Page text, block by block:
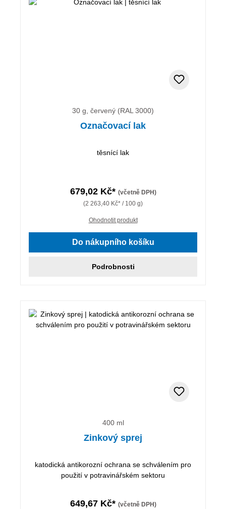
30 g, červený (RAL 3000)
Označovací lak
těsnící lak
679,02 Kč* (včetně DPH)
(2 263,40 Kč* / 100 g)
Ohodnotit produkt
Do nákupního košíku
Podrobnosti
400 ml
Zinkový sprej
katodická antikorozní ochrana se schválením pro
použití v potravinářském sektoru
649,67 Kč* (včetně DPH)